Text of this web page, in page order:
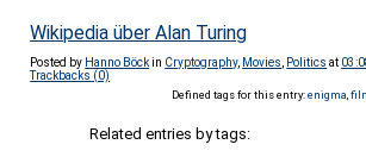
Wikipedia über Alan Turing
Posted by Hanno Böckin Cryptography, Movies Politics at
Trackbacks (0)
Defined tags for this entry:enigma
Related entries by tags: